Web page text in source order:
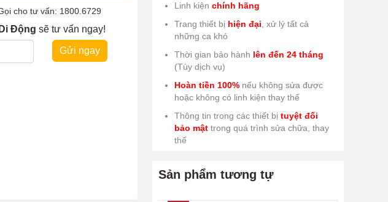
cho tư vấn: 1800.6729
Động sẽ tư vấn ngay!
Gửi ngay
Linh kiện chính hãng
Trang thiết bị hiện đại , xử lý tất cả
những ca khó
Thời gian bảo hành lên đến 24 tháng
(Tùy dịch vụ)
Hoàn tiền 100% nếu không sửa được
hoặc không có linh kiện thay thế
Thông tin trong các thiết bị tuyệt đối
bảo mật trong quá trình sửa chữa, thay
thế
Sản phẩm tương tự